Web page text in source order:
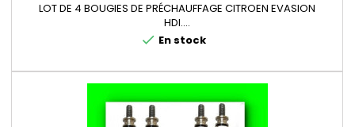
LOT DE 4 BOUGIES DE PRÉCHAUFFAGE CITROEN EVASION
HDI....
check En stock